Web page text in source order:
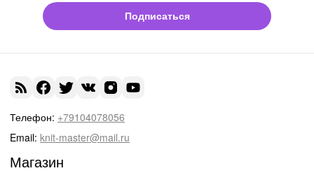
Подписаться
Телефон: +79104078056
Email: knit-master@mail.ru
Магазин